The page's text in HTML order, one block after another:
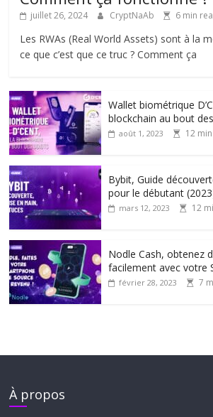
juillet 26, 2024 CryptNaAb 6 min
Les RWAs (Real World Assets) sont à la
ce que c’est que ce truc ? Comment ça
Wallet biométrique
blockchain au bout
août 1, 2023 12
Bybit, Guide
pour le débutant
mars 12, 2023 12
Nodle Cash, obtenez
facilement avec votre
février 28, 2023 7
À propos